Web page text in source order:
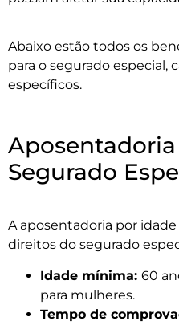
Abaixo estão todos os
para o segurado especial,
específicos.
Segurado
A aposentadoria por
direitos do segurado
Idade mínima: 60
para mulheres.
Tempo de